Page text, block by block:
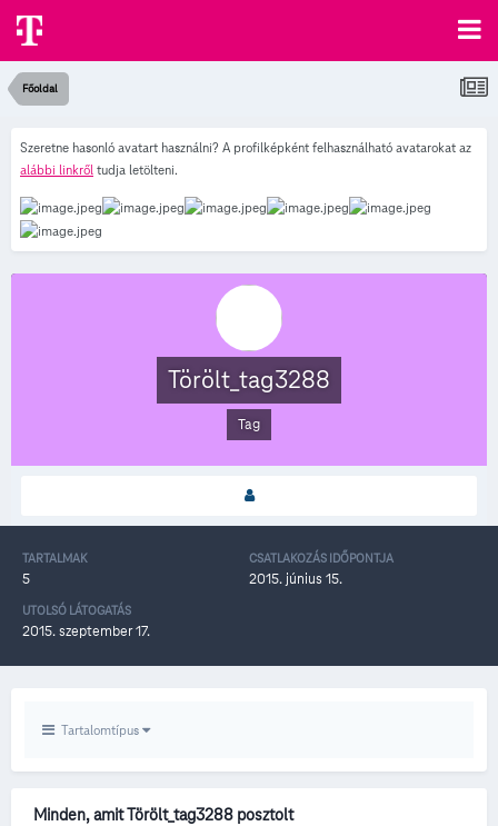
Főoldal
Szeretne hasonló avatart használni? A profilképként felhasználható avatarokat az
alábbi linkről tudja letölteni.
Törölt_tag3288
Tag
TARTALMAK
5
CSATLAKOZÁS IDŐPONTJA
2015. június 15.
UTOLSÓ LÁTOGATÁS
2015. szeptember 17.
Tartalomtípus
Minden, amit Törölt_tag3288 posztolt